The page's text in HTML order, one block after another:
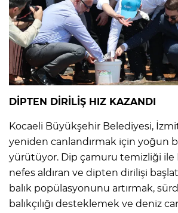
DİPTEN DİRİLİŞ HIZ KAZANDI
Kocaeli Büyükşehir Belediyesi,
yeniden canlandırmak için yoğun
yürütüyor. Dip çamuru temizliği ile
nefes aldıran ve dipten dirilişi
balık popülasyonunu artırmak,
balıkçılığı desteklemek ve deniz